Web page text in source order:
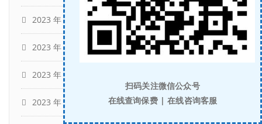
2023 年 12 月 (29)
2023 年 10 月 (4)
2023 年 9 月
2023 年 8 月
扫码关注微信公众号
在线查询保费 | 在线咨询客服